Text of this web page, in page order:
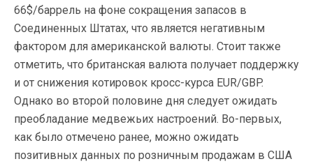
66$/баррель на фоне сокращения запасов в
Соединенных Штатах, что является негативным
фактором для американской валюты. Стоит также
отметить, что британская валюта получает поддержку
и от снижения котировок кросс-курса EUR/GBP.
Однако во второй половине дня следует ожидать
преобладание медвежьих настроений. Во-первых,
как было отмечено ранее, можно ожидать
позитивных данных по розничным продажам в США